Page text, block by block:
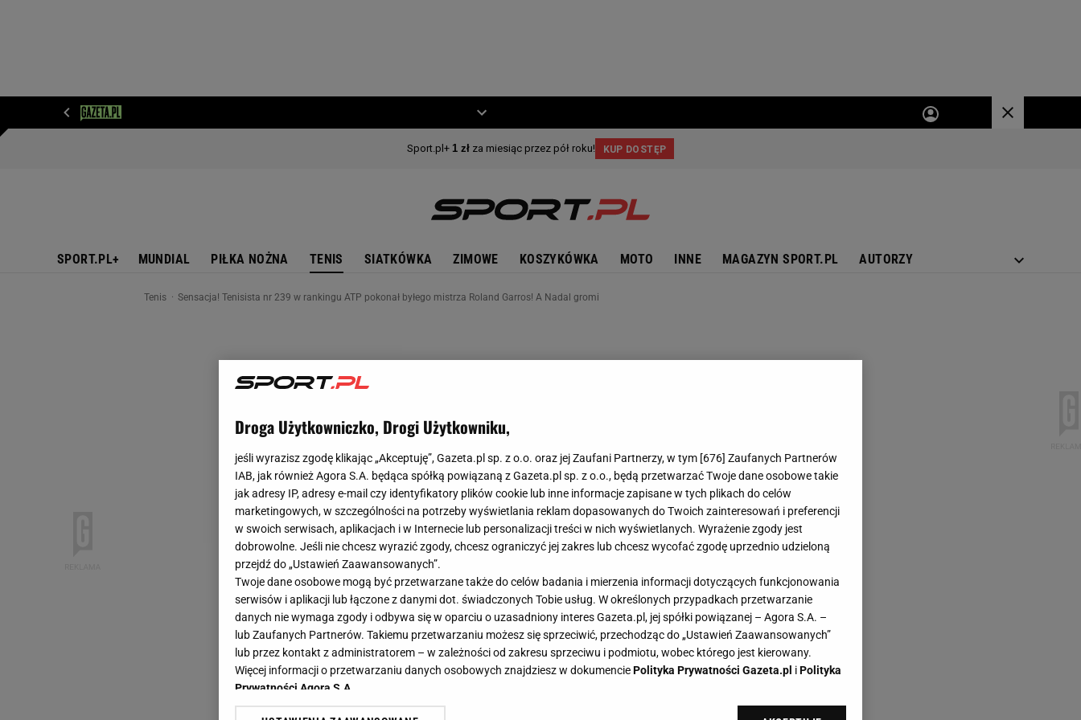
SPORT.PL+ MUNDIAL PIŁKA NOŻNA TENIS SIATKÓWKA ZIMOWE KOSZYKÓWKA MOTO INNE MAGAZYN SPORT.PL AUTORZY
Tenis Sensacja! Tenisista nr 239 w rankingu ATP pokonał byłego mistrza Roland Garros! A Nadal gromi
Droga Użytkowniczko, Drogi Użytkowniku,
jeśli wyrazisz zgodę klikając „Akceptuję”, Gazeta.pl sp. z o.o. oraz jej Zaufani Partnerzy, w tym [676] Zaufanych Partnerów
IAB, jak również Agora S.A. będąca spółką powiązaną z Gazeta.pl sp. z o.o., będą przetwarzać Twoje dane osobowe takie
jak adresy IP, adresy e-mail czy identyfikatory plików cookie lub inne informacje zapisane w tych plikach do celów
marketingowych, w szczególności na potrzeby wyświetlania reklam dopasowanych do Twoich zainteresowań i preferencji
w swoich serwisach, aplikacjach i w Internecie lub personalizacji treści w nich wyświetlanych. Wyrażenie zgody jest
dobrowolne. Jeśli nie chcesz wyrazić zgody, chcesz ograniczyć jej zakres lub chcesz wycofać zgodę uprzednio udzieloną
przejdź do „Ustawień Zaawansowanych”.
Twoje dane osobowe mogą być przetwarzane także do celów badania i mierzenia informacji dotyczących funkcjonowania
serwisów i aplikacji lub łączone z danymi dot. świadczonych Tobie usług. W określonych przypadkach przetwarzanie
danych nie wymaga zgody i odbywa się w oparciu o uzasadniony interes Gazeta.pl, jej spółki powiązanej – Agora S.A. –
lub Zaufanych Partnerów. Takiemu przetwarzaniu możesz się sprzeciwić, przechodząc do „Ustawień Zaawansowanych”
lub przez kontakt z administratorem – w zależności od zakresu sprzeciwu i podmiotu, wobec którego jest kierowany.
Więcej informacji o przetwarzaniu danych osobowych znajdziesz w dokumenciePolityka Prywatności Gazeta.pl iPolityka
Prywatności Agora S.A.